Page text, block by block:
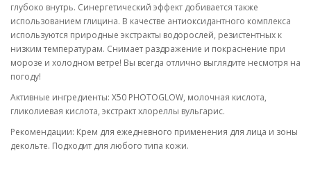
глубоко внутрь. Синергетический эффект добивается также
использованием глицина. В качестве антиоксидантного комплекса
используются природные экстракты водорослей, резистентных к
низким температурам. Снимает раздражение и покраснение при
морозе и холодном ветре! Вы всегда отлично выглядите несмотря на
погоду!
Активные ингредиенты: X50 PHOTOGLOW, молочная кислота,
гликолиевая кислота, экстракт хлореллы вульгарис.
Рекомендации: Крем для ежедневного применения для лица и зоны
декольте. Подходит для любого типа кожи.